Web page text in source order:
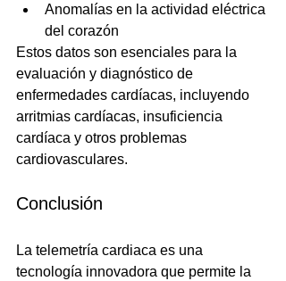
Anomalías en la actividad eléctrica
del corazón
Estos datos son esenciales para la
evaluación y diagnóstico de
enfermedades cardíacas, incluyendo
arritmias cardíacas, insuficiencia
cardíaca y otros problemas
cardiovasculares.
Conclusión
La telemetría cardiaca es una
tecnología innovadora que permite la